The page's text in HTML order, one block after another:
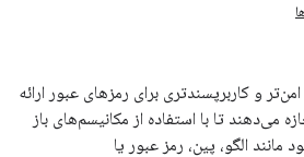
و کاربرپسندتری برای رمزهای عبور ارائه
می‌دهند تا با استفاده از مکانیسم‌های باز
الگو، پین، رمز عبور یا